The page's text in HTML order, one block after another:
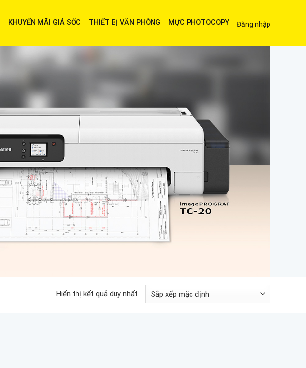
KHUYẾN MÃI GIÁ SỐC THIẾT BỊ VĂN PHÒNG MỰC PHOTOCOPY Đăng nhập
Hiển thị kết quả duy nhất